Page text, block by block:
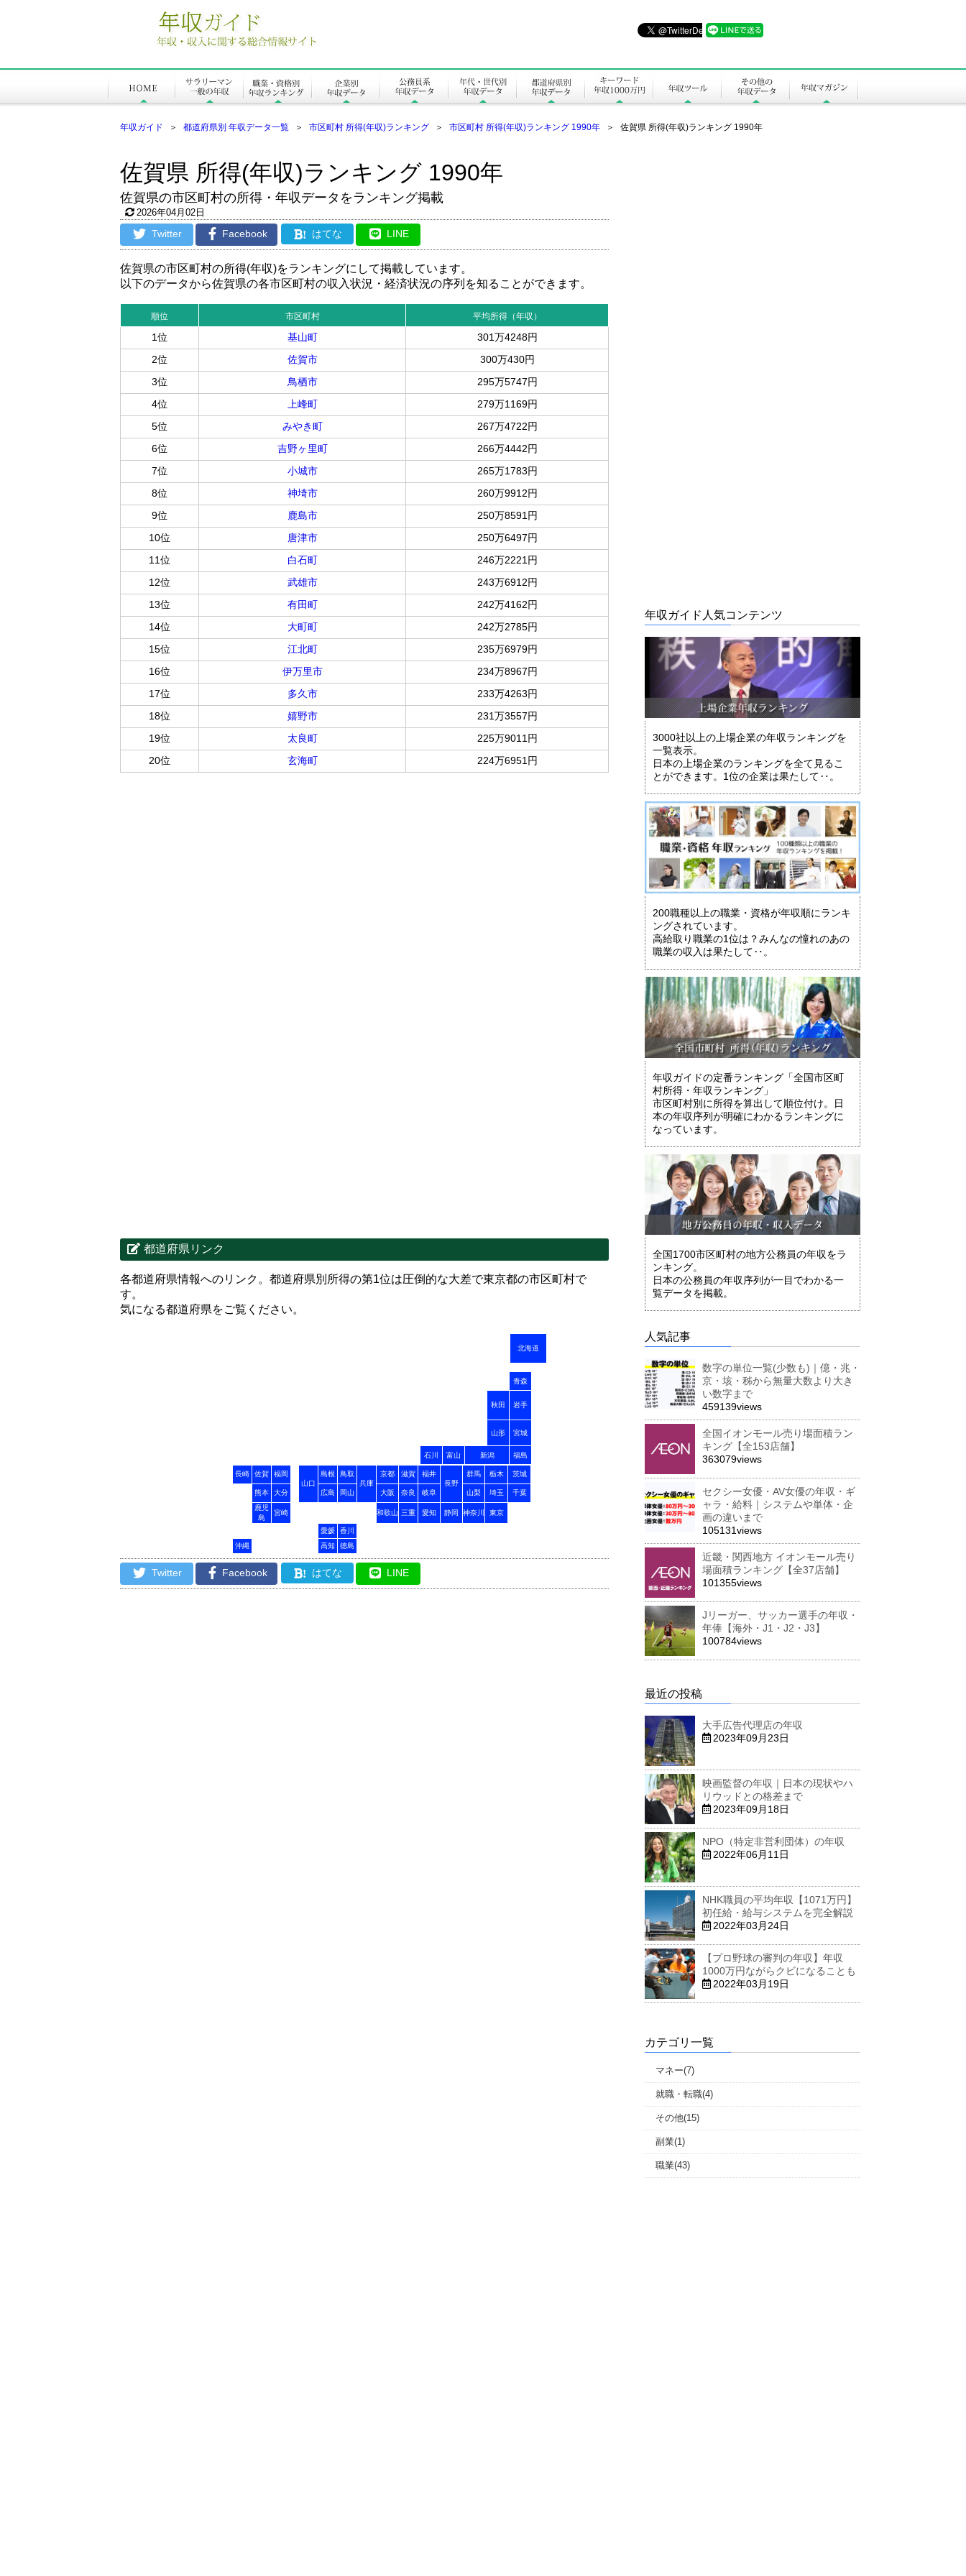
年収ガイド ＞ 都道府県別 年収データ一覧 ＞ 市区町村 所得(年収)ランキング ＞ 市区町村 所得(年収)ランキング 1990年 ＞ 佐賀県 所得(年収)ランキング 1990年
佐賀県 所得(年収)ランキング 1990年
佐賀県の市区町村の所得・年収データをランキング掲載
2026年04月02日
Twitter Facebook ! はてな LINE
佐賀県の市区町村の所得(年収)をランキングにして掲載しています。
以下のデータから佐賀県の各市区町村の収入状況・経済状況の序列を知ることができます。
順位 市区町村 平均所得（年収）
1位 基山町
301万4248円
2位
佐賀市
300万430円
3位
鳥栖市
295万5747円
4位
上峰町
279万1169円
5位
みやき町
267万4722円
6位
吉野ヶ里町
266万4442円
7位
小城市
265万1783円
8位
神埼市
260万9912円
9位
鹿島市
250万8591円
10位
唐津市
250万6497円
11位
白石町
246万2221円
12位
武雄市
243万6912円
13位
有田町
242万4162円
14位
大町町
242万2785円
15位
江北町
235万6979円
16位
伊万里市
234万8967円
17位
多久市
233万4263円
18位
嬉野市
231万3557円
19位
太良町
225万9011円
20位
玄海町 224万6951円
都道府県リンク
各都道府県情報へのリンク。都道府県別所得の第1位は圧倒的な大差で東京都の市区町村で
す。
気になる都道府県をご覧ください。
北海道
青森
秋田 岩手
山形 宮城
石川 富山 新潟 福島
長崎 佐賀
福岡
山口
島根
鳥取
兵庫
京都 滋賀
福井
長野
群馬 栃木 茨城
熊本 大分 広島 岡山 大阪 奈良 岐阜 山梨 埼玉
千葉
鹿児
島
宮崎 和歌山 三重 愛知 静岡 神奈川 東京
愛媛
香川
沖縄
高知 徳島
Twitter Facebook ! はてな LINE
年収ガイド人気コンテンツ
3000社以上の上場企業の年収ランキングを
一覧表示。
日本の上場企業のランキングを全て見るこ
とができます。1位の企業は果たして‥。
200職種以上の職業・資格が年収順にランキ
ングされています。
高給取り職業の1位は？みんなの憧れのあの
職業の収入は果たして‥。
年収ガイドの定番ランキング「全国市区町
村所得・年収ランキング」
市区町村別に所得を算出して順位付け。日
本の年収序列が明確にわかるランキングに
なっています。
全国1700市区町村の地方公務員の年収をラ
ンキング。
日本の公務員の年収序列が一目でわかる一
覧データを掲載。
人気記事
数字の単位一覧(少数も)｜億・兆・
京・垓・秭から無量大数より大き
い数字まで
459139views
全国イオンモール売り場面積ラン
キング【全153店舗】
363079views
セクシー女優・AV女優の年収・ギ
ャラ・給料｜システムや単体・企
画の違いまで
105131views
近畿・関西地方 イオンモール売り
場面積ランキング【全37店舗】
101355views
Jリーガー、サッカー選手の年収・
年俸【海外・J1・J2・J3】
100784views
最近の投稿
大手広告代理店の年収
2023年09月23日
映画監督の年収｜日本の現状やハ
リウッドとの格差まで
2023年09月18日
NPO（特定非営利団体）の年収
2022年06月11日
NHK職員の平均年収【1071万円】
初任給・給与システムを完全解説
2022年03月24日
【プロ野球の審判の年収】年収
1000万円ながらクビになることも
2022年03月19日
カテゴリ一覧
マネー(7)
就職・転職(4)
その他(15)
副業(1)
職業(43)